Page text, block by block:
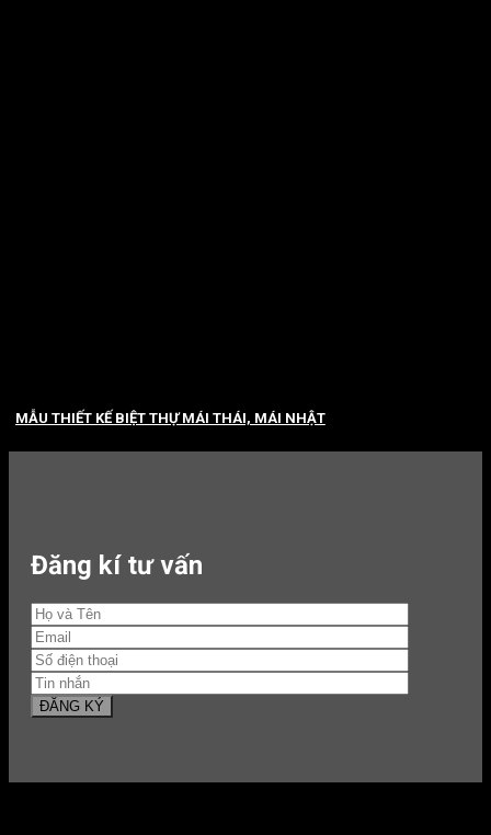
MẪU THIẾT KẾ BIỆT THỰ MÁI THÁI, MÁI NHẬT
Đăng kí tư vấn